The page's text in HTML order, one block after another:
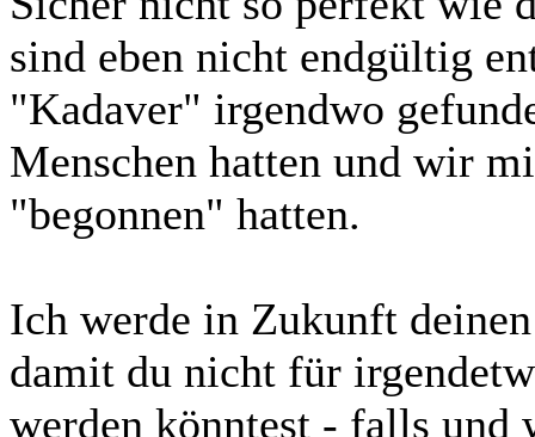
sind eben nicht endgültig
"Kadaver" irgendwo
Menschen hatten und wir
"begonnen" hatten.
Ich werde in Zukunft
damit du nicht für
werden könntest - falls und